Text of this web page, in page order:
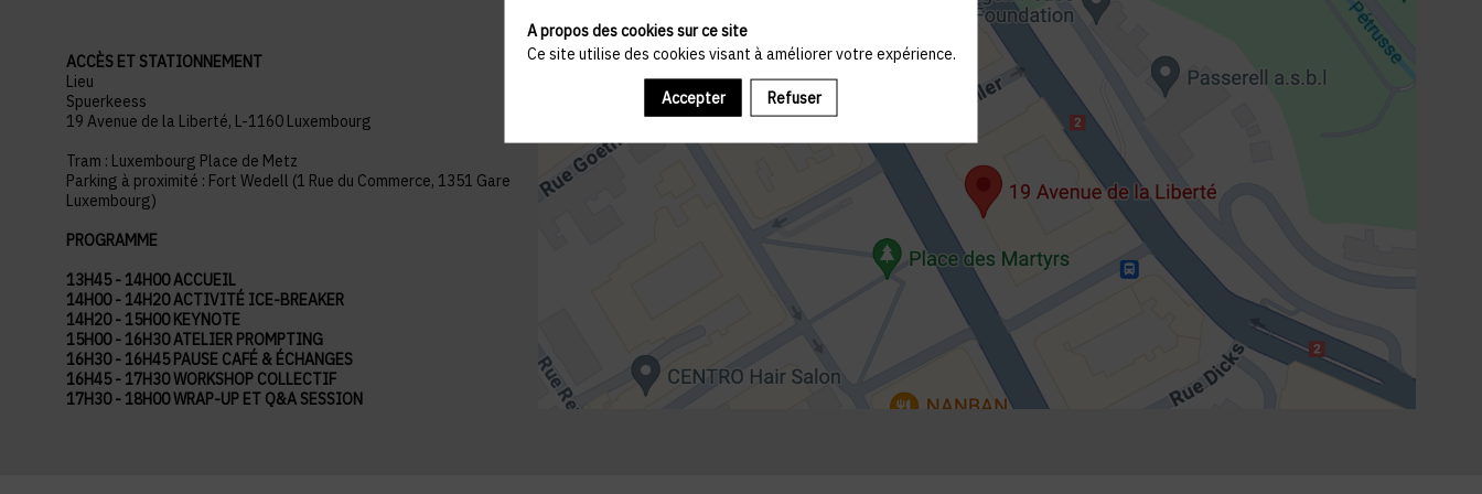
ACCÈS ET STATIONNEMENT
Lieu
Spuerkeess
19 Avenue de la Liberté, L-1160 Luxembourg
Tram : Luxembourg Place de Metz
Parking à proximité : Fort Wedell (1 Rue du Commerce, 1351 Gare
Luxembourg)
PROGRAMME
13H45 - 14H00 ACCUEIL
14H00 - 14H20 ACTIVITÉ ICE-BREAKER
14H20 - 15H00 KEYNOTE
15H00 - 16H30 ATELIER PROMPTING
16H30 - 16H45 PAUSE CAFÉ & ÉCHANGES
16H45 - 17H30 WORKSHOP COLLECTIF
17H30 - 18H00 WRAP-UP ET Q&A SESSION
A propos des cookies sur ce site
Ce site utilise des cookies visant à améliorer votre expérience.
Accepter Refuser